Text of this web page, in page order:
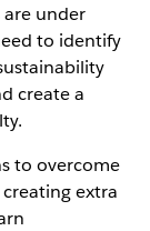
under
to identify
create a
to overcome
extra